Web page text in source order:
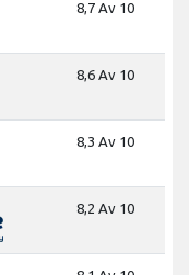
8,7 Av 10
8,6 Av 10
8,3 Av 10
8,2 Av 10